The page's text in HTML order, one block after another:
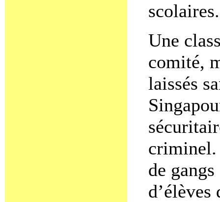
scolaires.
Une
comité,
laissés
criminel.
de
d’élèves